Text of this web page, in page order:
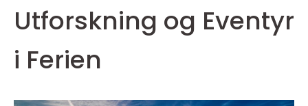
Utforskning og Eventyr
i Ferien